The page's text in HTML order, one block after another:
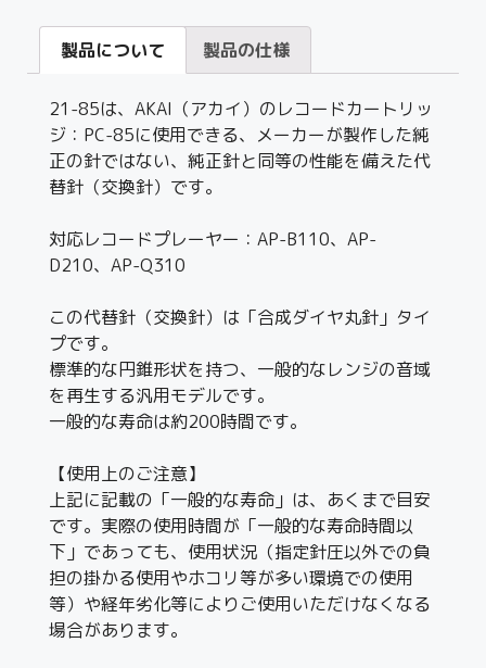
製品について 製品の仕様
21-85は、AKAI（アカイ）のレコードカートリッ
ジ：PC-85に使用できる、メーカーが製作した純
正の針ではない、純正針と同等の性能を備えた代
替針（交換針）です。
対応レコードプレーヤー：AP-B110、AP-
D210、AP-Q310
この代替針（交換針）は「合成ダイヤ丸針」タイ
プです。
標準的な円錐形状を持つ、一般的なレンジの音域
を再生する汎用モデルです。
一般的な寿命は約200時間です。
【使用上のご注意】
上記に記載の「一般的な寿命」は、あくまで目安
です。実際の使用時間が「一般的な寿命時間以
下」であっても、使用状況（指定針圧以外での負
担の掛かる使用やホコリ等が多い環境での使用
等）や経年劣化等によりご使用いただけなくなる
場合があります。